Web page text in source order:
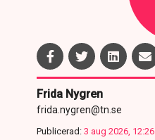
Frida Nygren
frida.nygren@tn.se
Publicerad: 3 aug 2026, 12:26